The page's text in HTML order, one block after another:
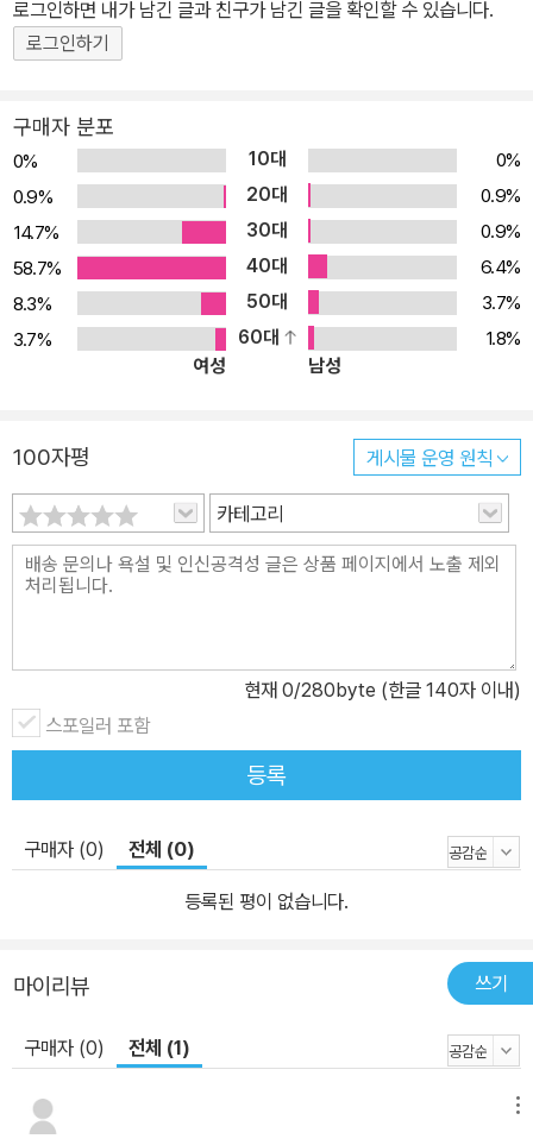
로그인하면 내가 남긴 글과 친구가 남긴 글을 확인할 수 있습니다.
로그인하기
구매자 분포
0% 10대
0%
0.9%
20대
0.9%
14.7%
30대
0.9%
58.7%
40대
6.4%
8.3%
50대
3.7%
3.7%
60대
1.8%
여성
남성
100자평 게시물 운영 원칙
카테고리
현재 0/280byte (한글 140자 이내)
스포일러 포함
등록
구매자 (0) 전체 (0)
등록된 평이 없습니다.
마이리뷰 쓰기
구매자 (0) 전체 (1)